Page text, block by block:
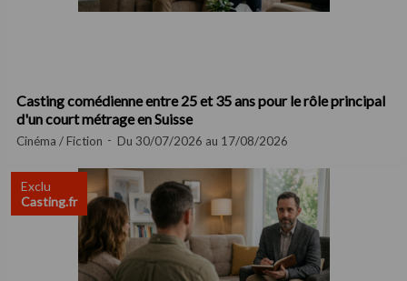
Casting comédienne entre 25 et 35 ans pour le rôle principal
d'un court métrage en Suisse
Cinéma / Fiction Du 30/07/2026 au 17/08/2026
Exclu
Casting.fr